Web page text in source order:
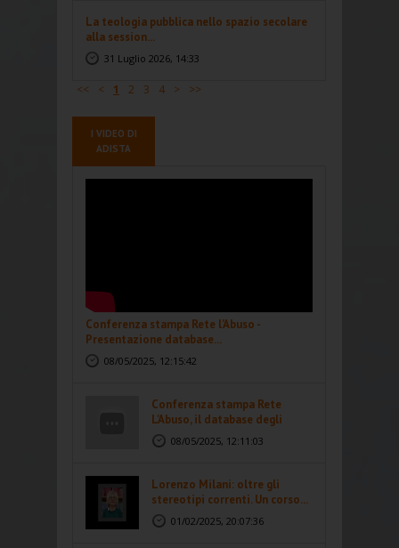
La teologia pubblica nello spazio secolare
alla session...
31 Luglio 2026, 14:33
<< < 1 2 3 4 > >>
I VIDEO DI
ADISTA
Conferenza stampa Rete l'Abuso -
Presentazione database...
08/05/2025, 12:15:42
Conferenza stampa Rete
L'Abuso, il database degli
abusi...08/05/2025, 12:11:03
Lorenzo Milani: oltre gli
stereotipi correnti. Un corso...
01/02/2025, 20:07:36